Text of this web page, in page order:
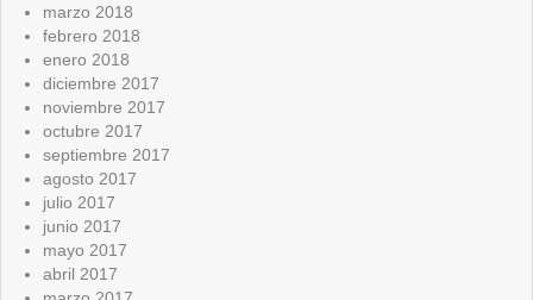
marzo 2018
febrero 2018
enero 2018
diciembre 2017
noviembre 2017
octubre 2017
septiembre 2017
agosto 2017
julio 2017
junio 2017
mayo 2017
abril 2017